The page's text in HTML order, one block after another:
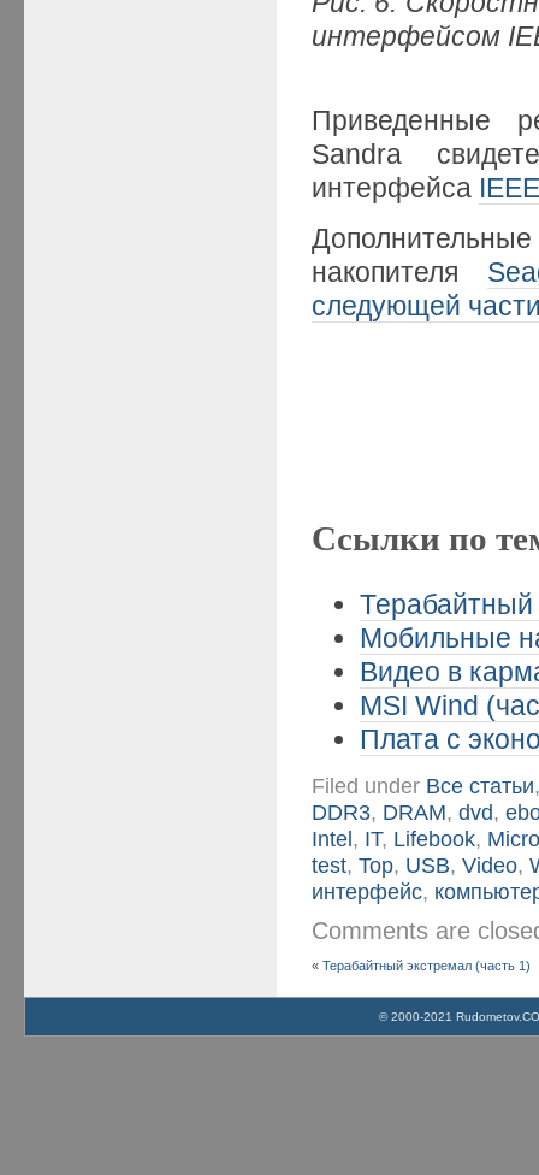
интерфейсом
Приведенные
Sandra
интерфейса
накопителя
следующей
Ссылки по
Терабайтный
Мобильные
Видео в
MSI Wind
Плата с
Filed under Все статьи
DDR3, DRAM,dvd,
Intel, IT, Lifebook,
test,Top, USB,Video,
интерфейс,
Comments are
«Терабайтный экстремал (часть 1)
© 2000-2021